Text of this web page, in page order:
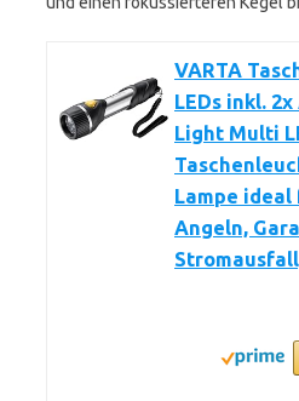
VARTA
LEDs inkl.
Light Multi
Lampe
Angeln,